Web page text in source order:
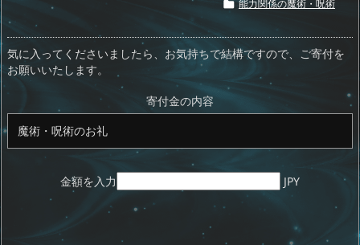
o
d
o
n
a
d
s
sk
y
bl
r
o
ar
d
d
ro
p.
io
 能力関係の魔術・呪術
気に入ってくださいましたら、お気持ちで結構ですので、ご寄付を
お願いいたします。
寄付金の内容
金額を入力 JPY